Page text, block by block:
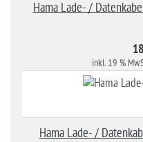
Hama Lade- /
inkl. 19 %
Hama Lade- /